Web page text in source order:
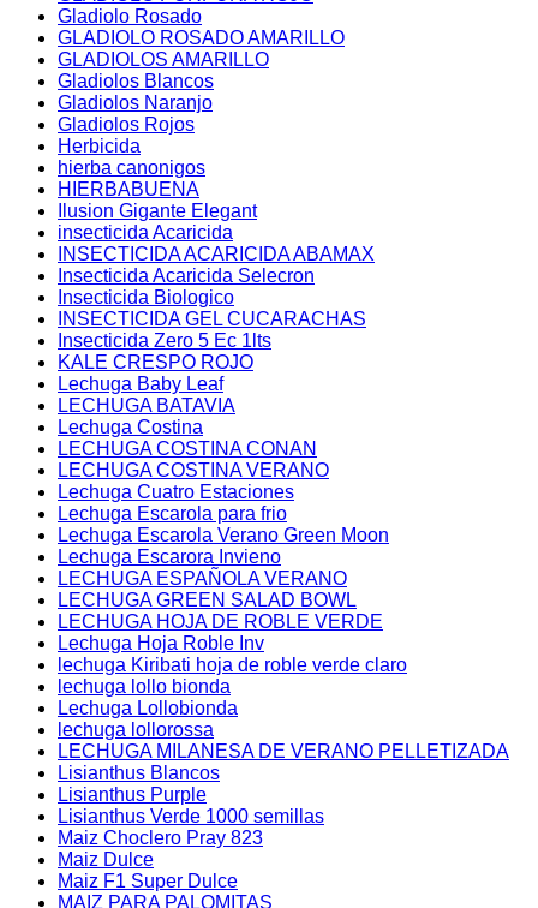
Gladiolo Rosado
GLADIOLO ROSADO AMARILLO
GLADIOLOS AMARILLO
Gladiolos Blancos
Gladiolos Naranjo
Gladiolos Rojos
Herbicida
hierba canonigos
HIERBABUENA
Ilusion Gigante Elegant
insecticida Acaricida
INSECTICIDA ACARICIDA ABAMAX
Insecticida Acaricida Selecron
Insecticida Biologico
INSECTICIDA GEL CUCARACHAS
Insecticida Zero 5 Ec 1lts
KALE CRESPO ROJO
Lechuga Baby Leaf
LECHUGA BATAVIA
Lechuga Costina
LECHUGA COSTINA CONAN
LECHUGA COSTINA VERANO
Lechuga Cuatro Estaciones
Lechuga Escarola para frio
Lechuga Escarola Verano Green Moon
Lechuga Escarora Invieno
LECHUGA ESPAÑOLA VERANO
LECHUGA GREEN SALAD BOWL
LECHUGA HOJA DE ROBLE VERDE
Lechuga Hoja Roble Inv
lechuga Kiribati hoja de roble verde claro
lechuga lollo bionda
Lechuga Lollobionda
lechuga lollorossa
LECHUGA MILANESA DE VERANO PELLETIZADA
Lisianthus Blancos
Lisianthus Purple
Lisianthus Verde 1000 semillas
Maiz Choclero Pray 823
Maiz Dulce
Maiz F1 Super Dulce
MAIZ PARA PALOMITAS